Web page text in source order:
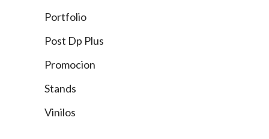
Portfolio
Post Dp Plus
Promocion
Stands
Vinilos